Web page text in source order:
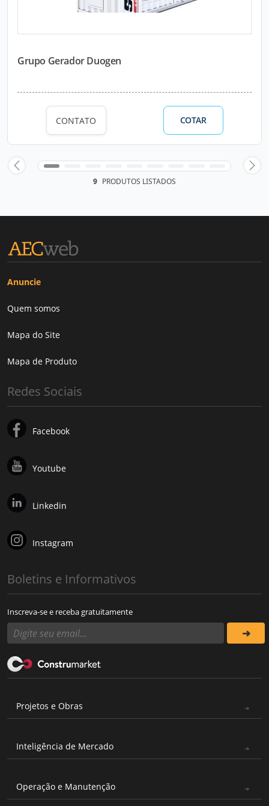
Grupo Gerador Duogen
CONTATO COTAR
9 PRODUTOS LISTADOS
Anuncie
Quem somos
Mapa do Site
Mapa de Produto
Redes Sociais
Facebook
Youtube
Linkedin
Instagram
Boletins e Informativos
Inscreva-se e receba gratuitamente
Projetos e Obras
Inteligência de Mercado
Operação e Manutenção